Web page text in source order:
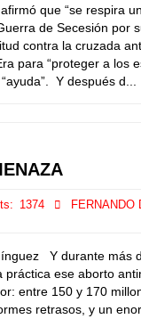
que “se respira
de Secesión por
contra la cruzada
para “proteger a los
Y después d...
1374
FERNANDO
Y durante más
práctica ese aborto
entre 150 y 170
retrasos, y un